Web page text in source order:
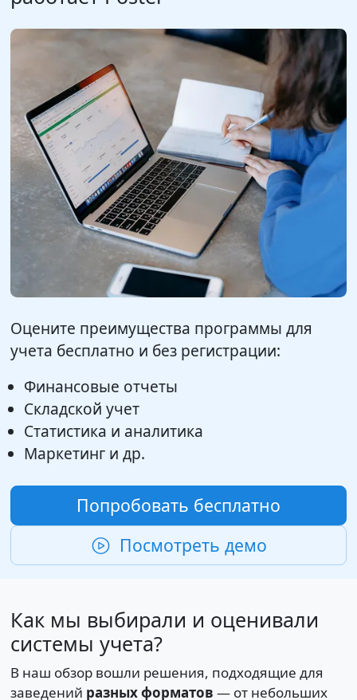
Оцените преимущества программы для
учета бесплатно и без регистрации:
Финансовые отчеты
Складской учет
Статистика и аналитика
Маркетинг и др.
Попробовать бесплатно
Посмотреть демо
Как мы выбирали и оценивали
системы учета?
В наш обзор вошли решения, подходящие для
заведений разных форматов — от небольших